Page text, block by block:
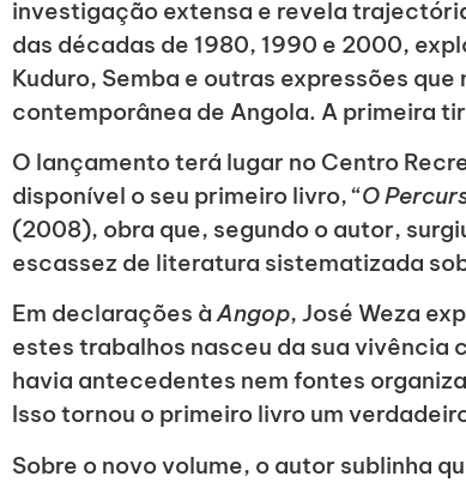
investigação extensa e revela
das décadas de 1980, 1990 e 2000,
Kuduro, Semba e outras expressões
contemporânea de Angola. A primeira
O lançamento terá lugar no Centro
disponível o seu primeiro livro, “O
(2008), obra que, segundo o autor,
escassez de literatura sistematizada
Em declarações àAngop, José Weza
estes trabalhos nasceu da sua vivência
havia antecedentes nem fontes
Isso tornou o primeiro livro um
Sobre o novo volume, o autor sublinha